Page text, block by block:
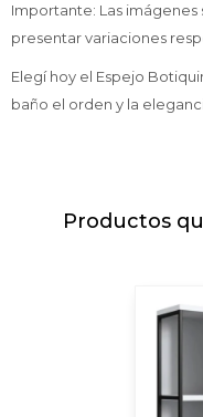
Importante: Las
presentar variaciones
Elegí hoy el Espejo
baño el orden y la
Productos